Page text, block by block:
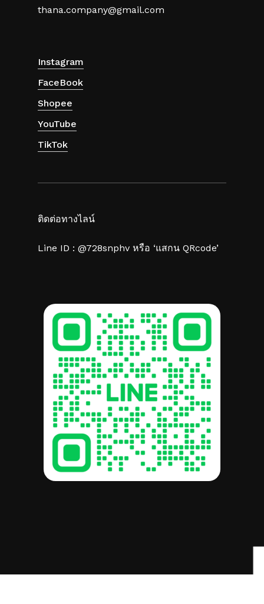
thana.company@gmail.com
Instagram
FaceBook
Shopee
YouTube
TikTok
ติดต่อทางไลน์
Line ID : @728snphv หรือ ‘แสกน QRcode’